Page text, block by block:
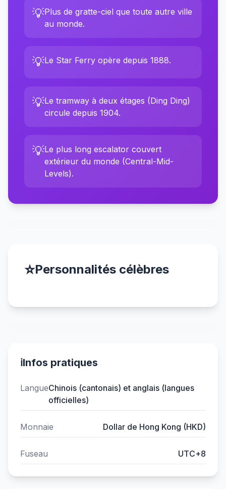
💡Plus de gratte-ciel que toute autre ville
au monde.
💡Le Star Ferry opère depuis 1888.
💡Le tramway à deux étages (Ding Ding)
circule depuis 1904.
💡Le plus long escalator couvert
extérieur du monde (Central-Mid-
Levels).
⭐Personnalités célèbres
ℹ️Infos pratiques
LangueChinois (cantonais) et anglais (langues
officielles)
Monnaie Dollar de Hong Kong (HKD)
Fuseau UTC+8